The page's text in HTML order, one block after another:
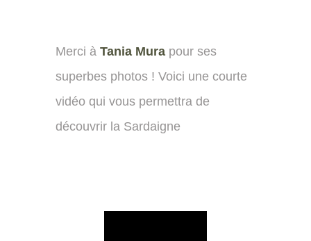
Merci à Tania Mura pour ses
superbes photos ! Voici une courte
vidéo qui vous permettra de
découvrir la Sardaigne